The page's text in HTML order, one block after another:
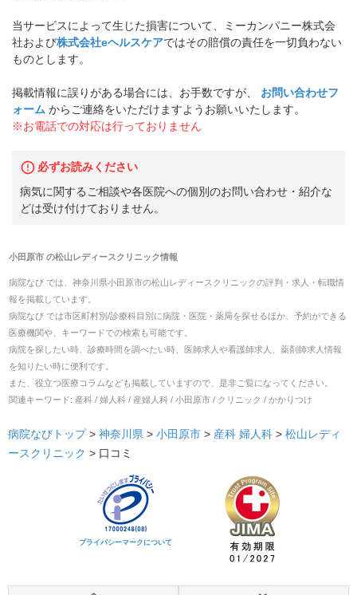
当サービスによって生じた損害について、ミーカンパニー株式会
社および株式会社eヘルスケアではその賠償の責任を一切負わない
ものとします。
掲載情報に誤りがある場合には、お手数ですが、
お問い合わせフ
ォーム からご連絡をいただけますようお願いいたします。
※お電話での対応は行っておりません
必ずお読みください
病気に関するご相談や各医院への個別のお問い合わせ・紹介な
どは受け付けておりません。
小田原市の松山レディースクリニック情報
病院なび では、 神奈川県小田原市の松山レディースクリニックの評判・求人・転職情
報を掲載しています。
病院なび では市区町村別/診療科目別に病院・医院・薬局を探せるほか、予約ができる
医療機関や、キーワードでの検索も可能です。
病院を探したい時、診療時間を調べたい時、医師求人や看護師求人、薬剤師求人情報
を知りたい時に便利です。
また、役立つ医療コラムなども掲載していますので、是非ご覧になってください。
関連キーワード: 産科 / 婦人科 / 産婦人科 / 小田原市 / クリニック / かかりつけ
病院なびトップ > 神奈川県 > 小田原市 > 産科 婦人科 > 松山レディ
ースクリニック > 口コミ
プライバシーマークについて